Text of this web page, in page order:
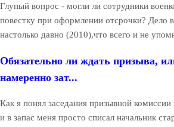
Глупый вопрос - могли ли сотрудники
повестку при оформлении отсрочки? Дело
настолько давно (2010),что всего и не
Обязательно ли ждать призыва,
намеренно зат...
Как я понял заседания призывной
и в запас меня просто списал начальник